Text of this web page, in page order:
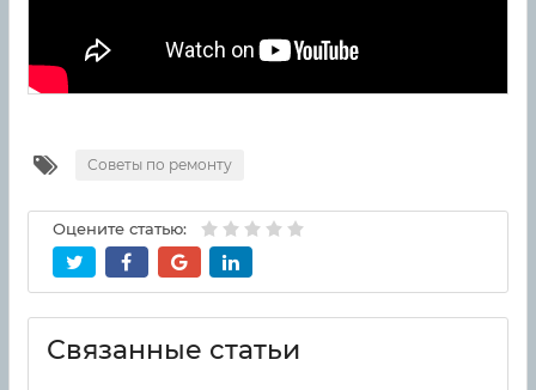
Советы по ремонту
Оцените статью:
Связанные статьи